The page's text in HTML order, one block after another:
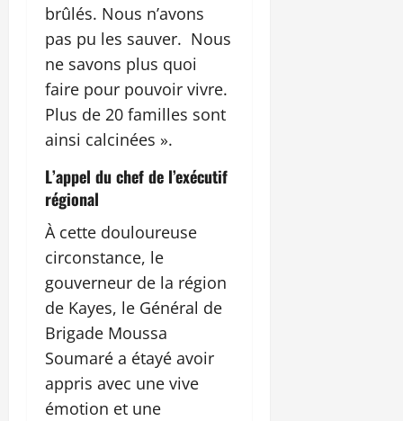
brûlés. Nous n’avons
pas pu les sauver. Nous
ne savons plus quoi
faire pour pouvoir vivre.
Plus de 20 familles sont
ainsi calcinées ».
L’appel du chef de l’exécutif
régional
À cette douloureuse
circonstance, le
gouverneur de la région
de Kayes, le Général de
Brigade Moussa
Soumaré a étayé avoir
appris avec une vive
émotion et une